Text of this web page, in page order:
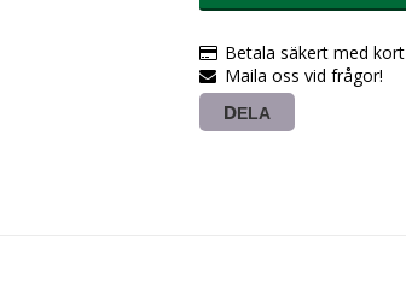
Betala säkert med kort
Maila oss vid frågor!
DELA